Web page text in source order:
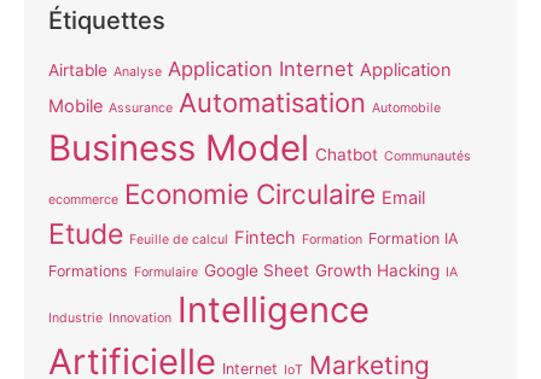
Étiquettes
Airtable Analyse Application Internet Application
Mobile Assurance Automatisation Automobile
Business Model Chatbot Communautés
ecommerce Economie Circulaire Email
Etude Feuille de calcul Fintech Formation Formation IA
Formations Formulaire Google Sheet Growth Hacking IA
Industrie Innovation Intelligence
Artificielle Internet IoT Marketing